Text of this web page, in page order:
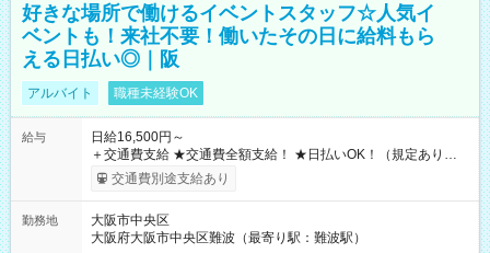
好きな場所で働けるイベントスタッフ☆人気イ
ベントも！来社不要！働いたその日に給料もら
える日払い◎｜阪
アルバイト 職種未経験OK
給与
日給16,500円～
＋交通費支給 ★交通費全額支給！ ★日払いOK！（規定あり） ┗
働いたその日に現金GET♪ お仕事後はコンビニATMから 日払
交通費別途支給あり
勤務地
大阪市中央区
大阪府大阪市中央区難波（最寄り駅：難波駅）